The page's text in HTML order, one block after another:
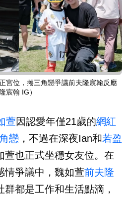
宮位，捲三角戀爭議前夫隆宸翰反應
宸翰 IG）
萱因認愛年僅21歲的網紅
戀 ，不過在深夜Ian和若盈
萱也正式坐穩女友位。在
情爭議中，魏如萱前夫隆
群都是工作和生活點滴，